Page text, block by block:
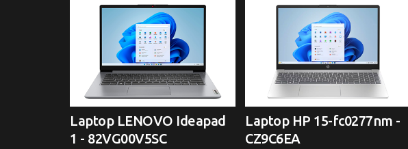
Laptop LENOVO Ideapad
1 - 82VG00V5SC
Laptop HP 15-fc0277nm -
CZ9C6EA